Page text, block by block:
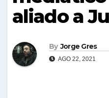
aliado a
By Jorge Gres
AGO 22, 2021